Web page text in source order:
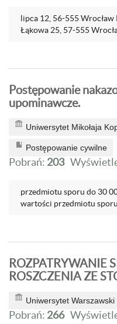
lipca 12, 56-555 Wrocław
Łąkowa 25, 57-555
Postępowanie
upominawcze.
Uniwersytet Mikołaja
Postępowanie cywilne
Pobrań: 203
przedmiotu sporu do 30
wartości przedmiotu sporu
ROZPATRYWANIE
ROSZCZENIA ZE
Uniwersytet Warszawski
Pobrań: 266